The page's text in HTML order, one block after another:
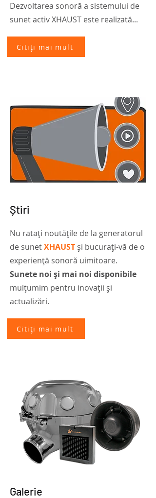
Dezvoltarea sonoră a sistemului de
sunet activ XHAUST este realizată...
Citiți mai mult
Știri
Nu ratați noutățile de la generatorul
de sunetXHAUST și bucurați-vă de o
experiență sonoră uimitoare.
Sunete noi și mai noi disponibile
mulțumim pentru inovații și
actualizări.
Citiți mai mult
Galerie